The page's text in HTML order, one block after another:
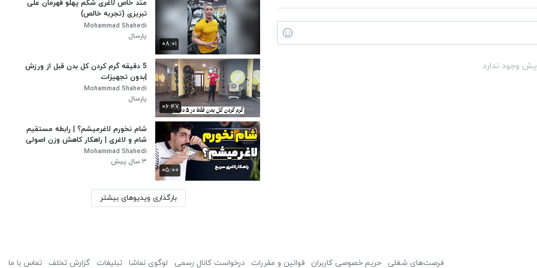
وجود ندارد.
۰۸:۰۱
متد خاص لاغری شکم پهلو قهرمان علی
تبریزی (تجربه خالص)
Mohammad Shahedi
پارسال
۰۶:۴۷
5 دقیقه گرم کردن کل بدن قبل از ورزش
|بدون تجهیزات
Mohammad Shahedi
پارسال
۰۵:۰۰
شام نخورم لاغرمیشم؟ | رابطه مستقیم
شام و لاغری | راهکار کاهش وزن اصولی
Mohammad Shahedi
۳ سال پیش
بارگذاری ویدیوهای بیشتر
فرصت‌های شغلی حریم خصوصی کاربران قوانین و مقررات درخواست کانال رسمی لوگوی نماشا تبلیغات گزارش تخلف تماس با ما